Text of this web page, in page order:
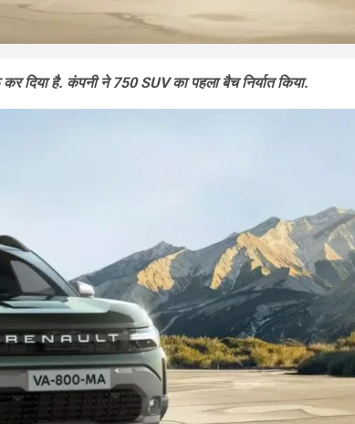
है. कंपनी ने 750 SUV का पहला बैच निर्यात किया.